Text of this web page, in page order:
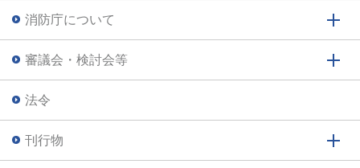
消防庁について
審議会・検討会等
法令
刊行物